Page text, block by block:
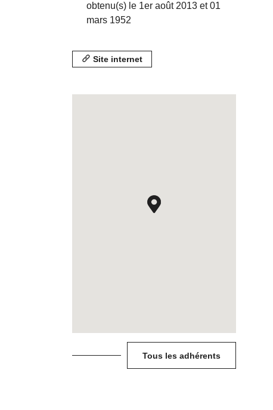
obtenu(s) le 1er août 2013 et 01
mars 1952
Site internet
Tous les adhérents